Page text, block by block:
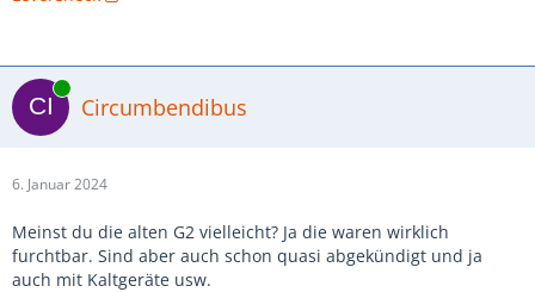
Online
Circumbendibus
6. Januar 2024
Meinst du die alten G2 vielleicht? Ja die waren wirklich
furchtbar. Sind aber auch schon quasi abgekündigt und ja
auch mit Kaltgeräte usw.